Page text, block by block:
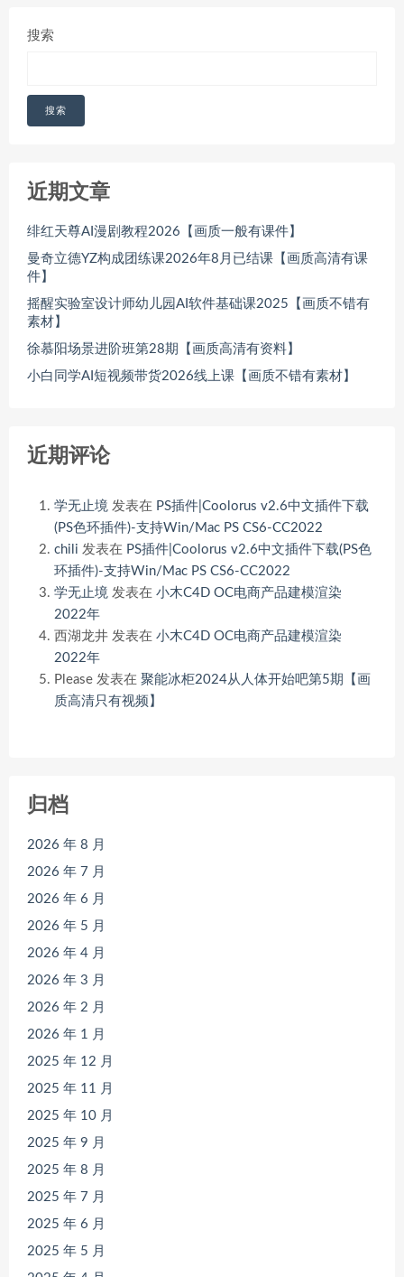
搜索
搜索
近期文章
绯红天尊AI漫剧教程2026【画质一般有课件】
曼奇立德YZ构成团练课2026年8月已结课【画质高清有课
件】
摇醒实验室设计师幼儿园AI软件基础课2025【画质不错有
素材】
徐慕阳场景进阶班第28期【画质高清有资料】
小白同学AI短视频带货2026线上课【画质不错有素材】
近期评论
学无止境 发表在 PS插件|Coolorus v2.6中文插件下载
(PS色环插件)-支持Win/Mac PS CS6-CC2022
chili 发表在 PS插件|Coolorus v2.6中文插件下载(PS色
环插件)-支持Win/Mac PS CS6-CC2022
学无止境 发表在 小木C4D OC电商产品建模渲染
2022年
西湖龙井 发表在 小木C4D OC电商产品建模渲染
2022年
Please 发表在 聚能冰柜2024从人体开始吧第5期【画
质高清只有视频】
归档
2026 年 8 月
2026 年 7 月
2026 年 6 月
2026 年 5 月
2026 年 4 月
2026 年 3 月
2026 年 2 月
2026 年 1 月
2025 年 12 月
2025 年 11 月
2025 年 10 月
2025 年 9 月
2025 年 8 月
2025 年 7 月
2025 年 6 月
2025 年 5 月